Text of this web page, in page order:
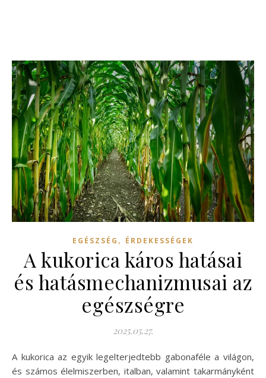
EGÉSZSÉG , ÉRDEKESSÉGEK
A kukorica káros hatásai
és hatásmechanizmusai az
egészségre
2025.05.27.
A kukorica az egyik legelterjedtebb gabonaféle a világon,
és számos élelmiszerben, italban, valamint takarmányként